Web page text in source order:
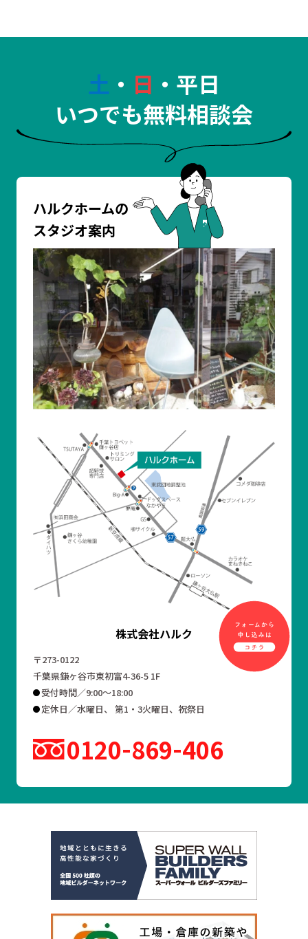
土 ・ 日 ・平日
いつでも無料相談会
ハルクホームの
スタジオ案内
株式会社ハルク
〒273-0122
千葉県鎌ヶ谷市東初富4-36-5 1F
受付時間／9:00～18:00
定休日／水曜日、 第1・3火曜日、祝祭日
0120 869 406